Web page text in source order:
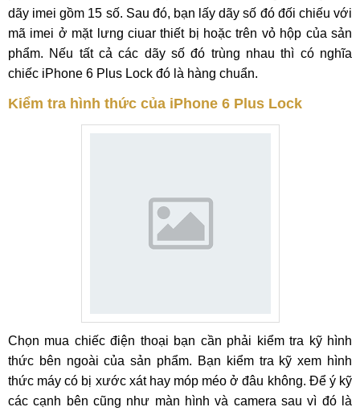
dãy imei gồm 15 số. Sau đó, bạn lấy dãy số đó đối chiếu với
mã imei ở mặt lưng ciuar thiết bị hoặc trên vỏ hộp của sản
phẩm. Nếu tất cả các dãy số đó trùng nhau thì có nghĩa
chiếc iPhone 6 Plus Lock đó là hàng chuẩn.
Kiểm tra hình thức của iPhone 6 Plus Lock
Chọn mua chiếc điện thoại bạn cần phải kiểm tra kỹ hình
thức bên ngoài của sản phẩm. Bạn kiểm tra kỹ xem hình
thức máy có bị xước xát hay móp méo ở đâu không. Để ý kỹ
các cạnh bên cũng như màn hình và camera sau vì đó là